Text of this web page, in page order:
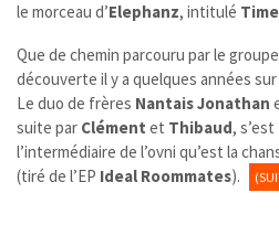
le morceau d’Elephanz, intitulé
Que de chemin parcouru par le groupe
découverte il y a quelques années
Le duo de frères NantaisJonathan
suite par Clément et Thibaud,
l’intermédiaire de l’ovni qu’est la
(tiré de l’EP Ideal Roommates).